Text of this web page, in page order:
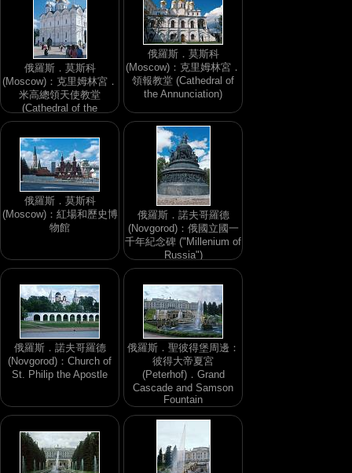
俄羅斯．莫斯科
(Moscow)：克里姆林宮．
米高總領天使教堂
(Cathedral of the
Archangel Michael)
俄羅斯．莫斯科
(Moscow)：克里姆林宮．
領報教堂 (Cathedral of
the Annunciation)
俄羅斯．莫斯科
(Moscow)：紅場和歷史博
物館
俄羅斯．諾夫哥羅德
(Novgorod)：俄國立國一
千年紀念碑 ("Millenium of
Russia")
俄羅斯．諾夫哥羅德
(Novgorod)：Church of
St. Philip the Apostle
俄羅斯．聖彼得堡周邊：
彼得大帝夏宮
(Peterhof)．Grand
Cascade and Samson
Fountain